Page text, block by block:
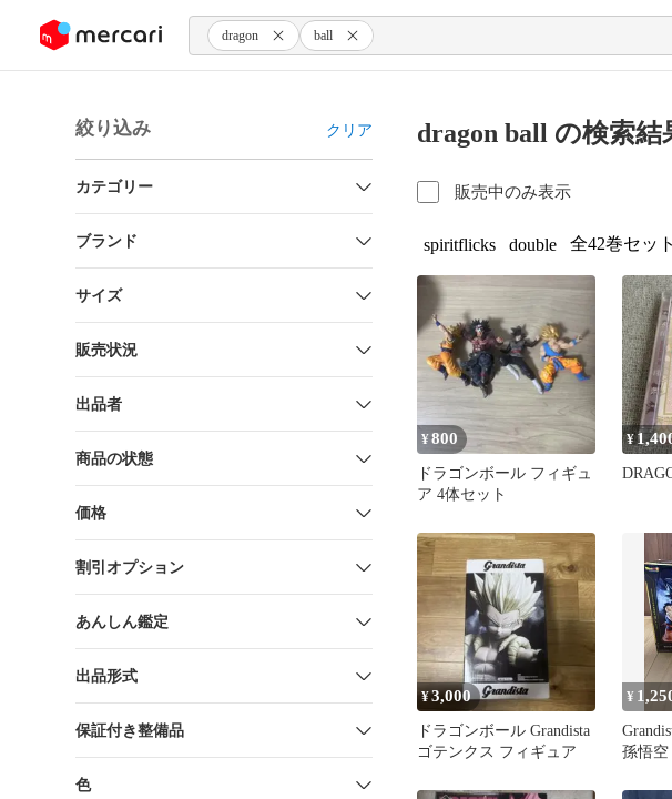
ツにスキップ dragon ball
絞り込み クリア
カテゴリー
ブランド
サイズ
販売状況
出品者
商品の状態
価格
割引オプション
あんしん鑑定
出品形式
保証付き整備品
色
dragon ball の検索結
販売中のみ表示
spiritflicks double 全42巻セット
¥800
ドラゴンボール フィギュ
ア 4体セット
¥
¥3,000
ドラゴンボール Grandista
ゴテンクス フィギュア
¥
孫悟空